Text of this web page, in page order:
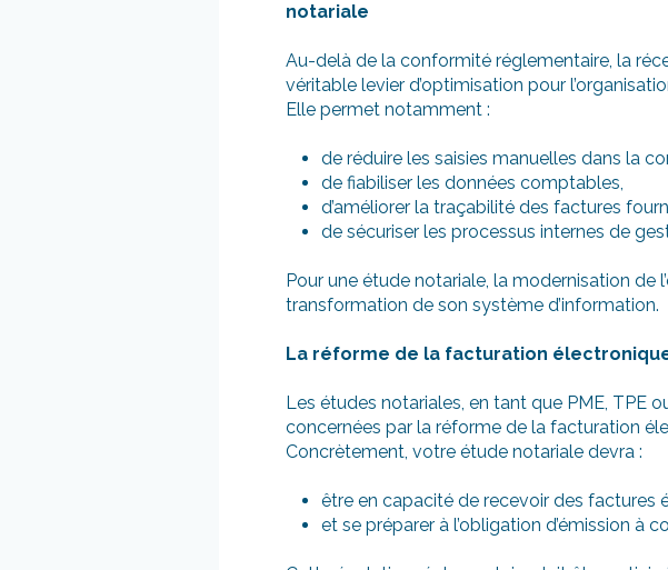
notariale
Au-delà de la conformité réglementaire, la
véritable levier d’optimisation pour
Elle permet notamment :
de réduire les saisies manuelles dans la
de fiabiliser les données comptables,
d’améliorer la traçabilité des factures
de sécuriser les processus internes de
Pour une étude notariale, la modernisation
transformation de son système d’information.
La réforme de la facturation
Les études notariales, en tant que PME, TPE
concernées par la réforme de la facturation
Concrètement, votre étude notariale devra :
être en capacité de recevoir des factures
et se préparer à l’obligation d’émission à